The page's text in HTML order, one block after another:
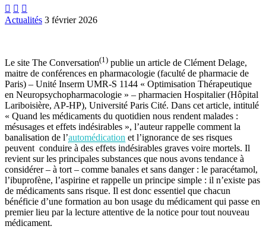
  
Actualités 3 février 2026
Le site The Conversation(1) publie un article de Clément Delage,
maitre de conférences en pharmacologie (faculté de pharmacie de
Paris) – Unité Inserm UMR-S 1144 « Optimisation Thérapeutique
en Neuropsychopharmacologie » – pharmacien Hospitalier (Hôpital
Lariboisière, AP-HP), Université Paris Cité. Dans cet article, intitulé
« Quand les médicaments du quotidien nous rendent malades :
mésusages et effets indésirables », l’auteur rappelle comment la
banalisation de l’automédication et l’ignorance de ses risques
peuvent conduire à des effets indésirables graves voire mortels. Il
revient sur les principales substances que nous avons tendance à
considérer – à tort – comme banales et sans danger : le paracétamol,
l’ibuprofène, l’aspirine et rappelle un principe simple : il n’existe pas
de médicaments sans risque. Il est donc essentiel que chacun
bénéficie d’une formation au bon usage du médicament qui passe en
premier lieu par la lecture attentive de la notice pour tout nouveau
médicament.